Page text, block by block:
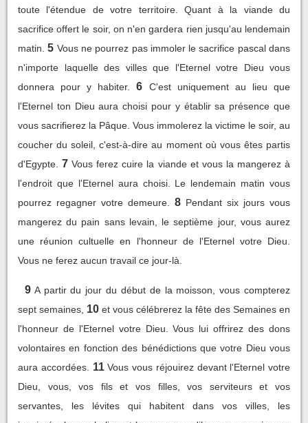
toute l'étendue de votre territoire. Quant à la viande du
sacrifice offert le soir, on n'en gardera rien jusqu'au lendemain
matin. 5 Vous ne pourrez pas immoler le sacrifice pascal dans
n'importe laquelle des villes que l'Eternel votre Dieu vous
donnera pour y habiter.
6
C'est uniquement au lieu que
l'Eternel ton Dieu aura choisi pour y établir sa présence que
vous sacrifierez la Pâque. Vous immolerez la victime le soir, au
coucher du soleil, c'est-à-dire au moment où vous êtes partis
d'Egypte. 7 Vous ferez cuire la viande et vous la mangerez à
l'endroit que l'Eternel aura choisi. Le lendemain matin vous
pourrez regagner votre demeure.
8 Pendant six jours vous
mangerez du pain sans levain, le septième jour, vous aurez
une réunion cultuelle en l'honneur de l'Eternel votre Dieu.
Vous ne ferez aucun travail ce jour-là.
9 A partir du jour du début de la moisson, vous compterez
sept semaines, 10 et vous célébrerez la fête des Semaines en
l'honneur de l'Eternel votre Dieu. Vous lui offrirez des dons
volontaires en fonction des bénédictions que votre Dieu vous
aura accordées.
11 Vous vous réjouirez devant l'Eternel votre
Dieu, vous, vos fils et vos filles, vos serviteurs et vos
servantes, les lévites qui habitent dans vos villes, les